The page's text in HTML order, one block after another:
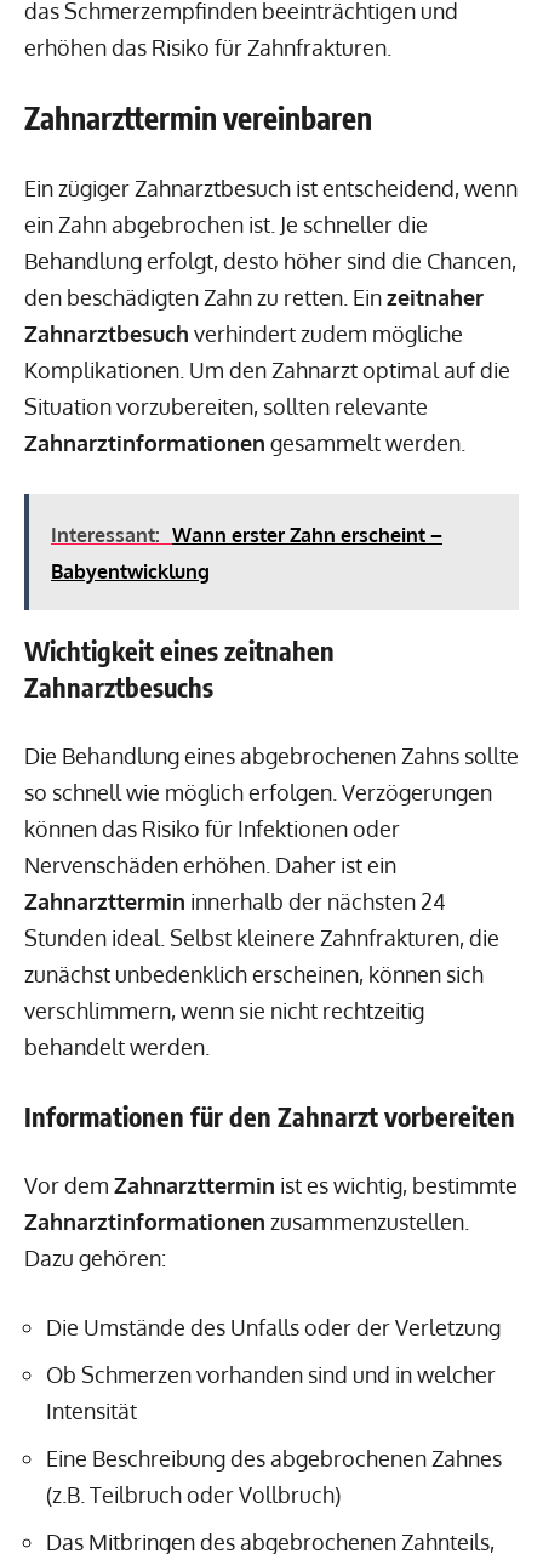
das Schmerzempfinden beeinträchtigen und
erhöhen das Risiko für Zahnfrakturen.
Zahnarzttermin vereinbaren
Ein zügiger Zahnarztbesuch ist entscheidend, wenn
ein Zahn abgebrochen ist. Je schneller die
Behandlung erfolgt, desto höher sind die Chancen,
den beschädigten Zahn zu retten. Einzeitnaher
Zahnarztbesuch verhindert zudem mögliche
Komplikationen. Um den Zahnarzt optimal auf die
Situation vorzubereiten, sollten relevante
Zahnarztinformationen gesammelt werden.
Interessant: Wann erster Zahn erscheint –
Babyentwicklung
Wichtigkeit eines zeitnahen
Zahnarztbesuchs
Die Behandlung eines abgebrochenen Zahns sollte
so schnell wie möglich erfolgen. Verzögerungen
können das Risiko für Infektionen oder
Nervenschäden erhöhen. Daher ist ein
Zahnarzttermin innerhalb der nächsten 24
Stunden ideal. Selbst kleinere Zahnfrakturen, die
zunächst unbedenklich erscheinen, können sich
verschlimmern, wenn sie nicht rechtzeitig
behandelt werden.
Informationen für den Zahnarzt vorbereiten
Vor dem Zahnarzttermin ist es wichtig, bestimmte
Zahnarztinformationen zusammenzustellen.
Dazu gehören:
Die Umstände des Unfalls oder der Verletzung
Ob Schmerzen vorhanden sind und in welcher
Intensität
Eine Beschreibung des abgebrochenen Zahnes
(z.B. Teilbruch oder Vollbruch)
Das Mitbringen des abgebrochenen Zahnteils,